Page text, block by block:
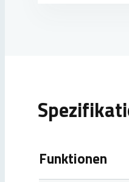
Funktionen